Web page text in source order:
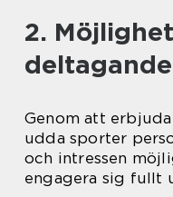
2.
Genom att
udda sporter
och intressen
engagera sig fullt